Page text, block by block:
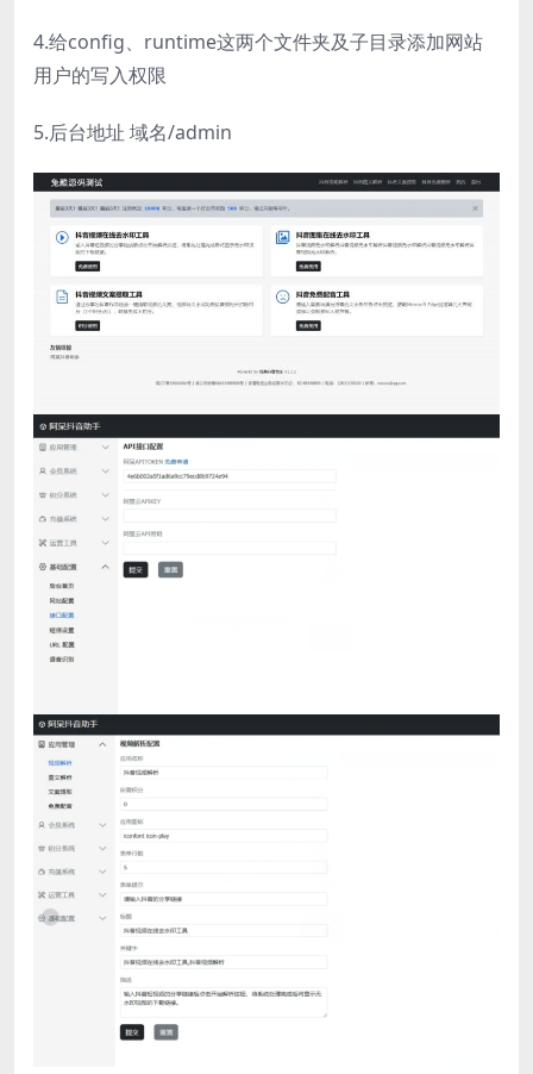
4.给config、runtime这两个文件夹及子目录添加网站
用户的写入权限
5.后台地址 域名/admin